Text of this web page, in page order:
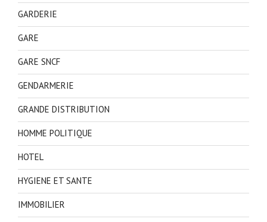
GARDERIE
GARE
GARE SNCF
GENDARMERIE
GRANDE DISTRIBUTION
HOMME POLITIQUE
HOTEL
HYGIENE ET SANTE
IMMOBILIER